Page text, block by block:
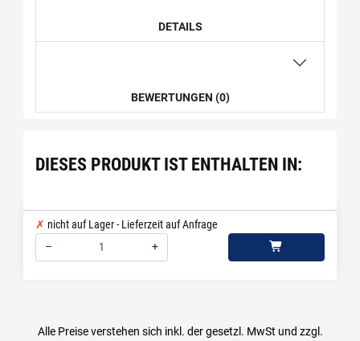
DETAILS
BEWERTUNGEN (0)
DIESES PRODUKT IST ENTHALTEN IN:
nicht auf Lager - Lieferzeit auf Anfrage
–
+
Alle Preise verstehen sich inkl. der gesetzl. MwSt und zzgl.